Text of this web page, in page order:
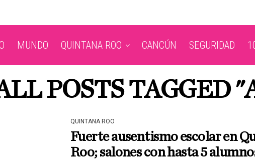
MUNDO QUINTANA ROO CANCÚN SEGURIDAD
POSTS TAGGED
QUINTANA ROO
Fuerte ausentismo escolar en
Roo; salones con hasta 5